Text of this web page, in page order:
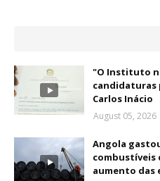
"O Instituto
candidaturas
Carlos Inácio
August 05, 2026
Angola
combustíveis
aumento das